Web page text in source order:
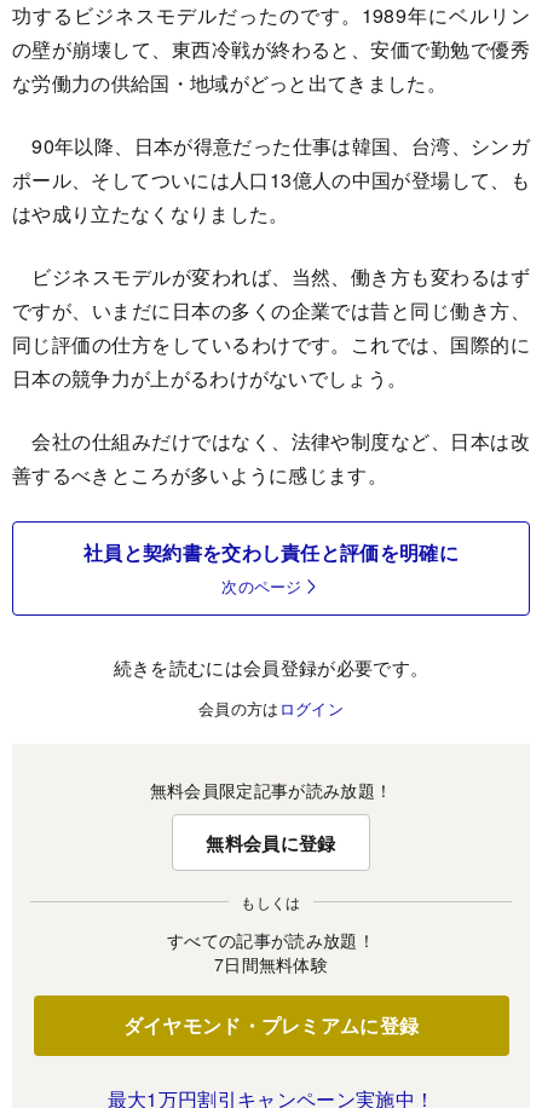
功するビジネスモデルだったのです。1989年にベルリン
の壁が崩壊して、東西冷戦が終わると、安価で勤勉で優秀
な労働力の供給国・地域がどっと出てきました。
90年以降、日本が得意だった仕事は韓国、台湾、シンガ
ポール、そしてついには人口13億人の中国が登場して、も
はや成り立たなくなりました。
ビジネスモデルが変われば、当然、働き方も変わるはず
ですが、いまだに日本の多くの企業では昔と同じ働き方、
同じ評価の仕方をしているわけです。これでは、国際的に
日本の競争力が上がるわけがないでしょう。
会社の仕組みだけではなく、法律や制度など、日本は改
善するべきところが多いように感じます。
社員と契約書を交わし責任と評価を明確に
次のページ
続きを読むには会員登録が必要です。
会員の方は ログイン
無料会員限定記事が読み放題！
無料会員に登録
もしくは
すべての記事が読み放題！
7日間無料体験
ダイヤモンド・プレミアムに登録
最大1万円割引キャンペーン実施中！